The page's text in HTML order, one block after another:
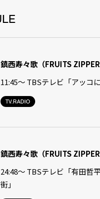
TV.RADIO
鎮西寿々歌（FRUITS ZIPPER
11:45〜 TBSテレビ「アッコ
鎮西寿々歌（FRUITS ZIPPER
24:48〜 TBSテレビ「有田哲
街」